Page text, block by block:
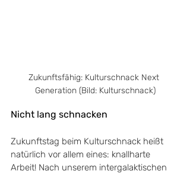
Zukunftsfähig: Kulturschnack Next
Generation (Bild: Kulturschnack)
Nicht lang schnacken
Zukunftstag beim Kulturschnack heißt
natürlich vor allem eines: knallharte
Arbeit! Nach unserem intergalaktischen